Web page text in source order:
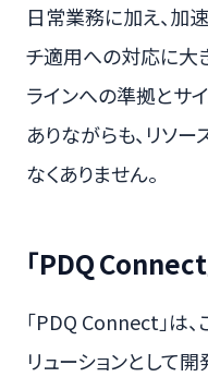
日常業務に加え、加
チ適用への対応に大
ラインへの準拠とサ
ありながらも、リソ
なくありません。
「PDQ
「PDQ Connect」は
リューションとして